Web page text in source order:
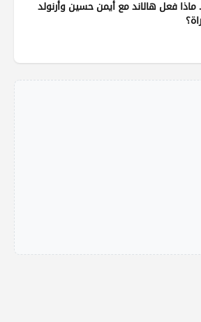
ماذا فعل هالاند مع أيمن حسين وأرنولد